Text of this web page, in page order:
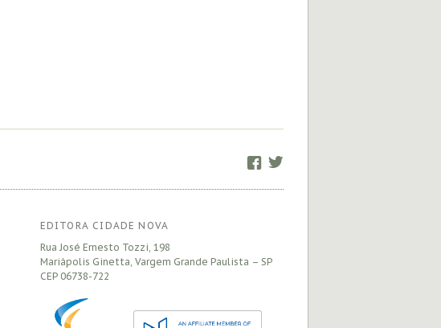
Facebook
Twitter
EDITORA CIDADE NOVA
Rua José Ernesto Tozzi, 198
Mariápolis Ginetta, Vargem Grande Paulista – SP
CEP06738-722